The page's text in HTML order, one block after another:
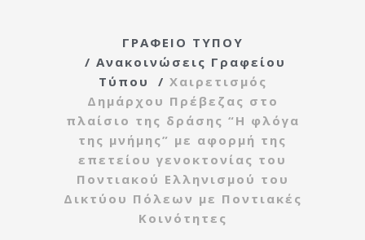
ΓΡΑΦΕΙΟ ΤΥΠΟΥ
/ Ανακοινώσεις Γραφείου
Τύπου
/ Χαιρετισμός
Δημάρχου Πρέβεζας στο
πλαίσιο της δράσης “Η φλόγα
της μνήμης” με αφορμή της
επετείου γενοκτονίας του
Ποντιακού Ελληνισμού του
Δικτύου Πόλεων με Ποντιακές
Κοινότητες